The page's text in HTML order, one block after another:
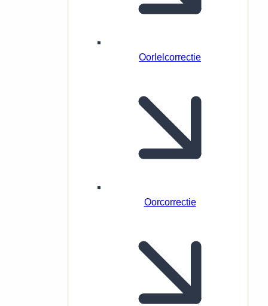
Oorlelcorrectie
Oorcorrectie